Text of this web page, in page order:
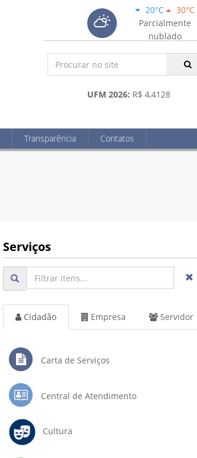
20°C
30°C
Parcialmente
nublado
UFM 2026: R$ 4,4128
Transparência Contatos
Serviços
Cidadão Empresa Servidor
Carta de Serviços
Central de Atendimento
Cultura